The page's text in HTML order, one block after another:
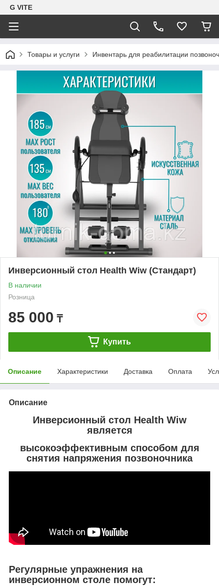
G VITE
Товары и услуги Инвентарь для реабилитации
Инверсионный стол Health Wiw (Стандарт)
В наличии
Розница
85 000 ₸
Купить
Описание Характеристики Доставка Оплата
Описание
Инверсионный стол Health Wiw
является
высокоэффективным способом для
снятия напряжения позвоночника
Регулярные упражнения на
инверсионном столе помогут: